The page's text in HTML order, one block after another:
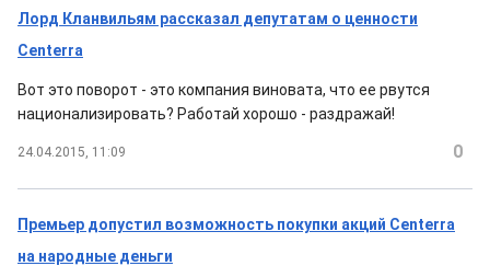
Лорд Кланвильям рассказал депутатам о ценности
Centerra
Вот это поворот - это компания виновата, что ее рвутся
национализировать? Работай хорошо - раздражай!
24.04.2015, 11:09 0
Премьер допустил возможность покупки акций Centerra
на народные деньги